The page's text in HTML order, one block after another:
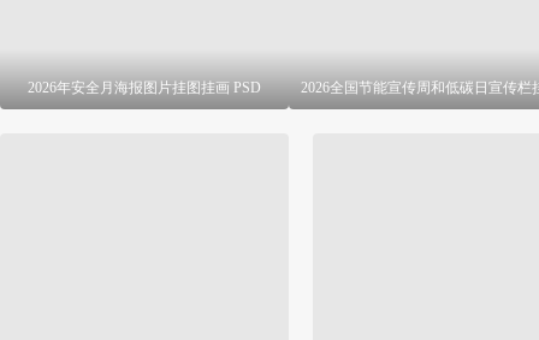
2026年安全月海报图片挂图挂画 PSD